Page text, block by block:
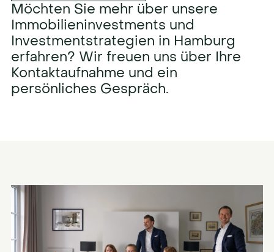
Möchten Sie mehr über unsere
Immobilieninvestments und
Investmentstrategien in Hamburg
erfahren? Wir freuen uns über Ihre
Kontaktaufnahme und ein
persönliches Gespräch.